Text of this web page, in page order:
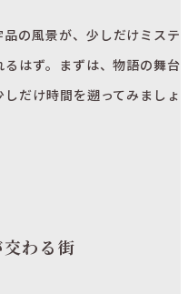
の風景が、少しだけミステ
はず。まずは、物語の舞台
だけ時間を遡ってみましょ
わる街